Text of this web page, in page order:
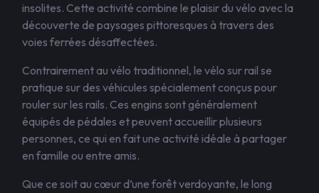
insolites. Cette activité combine le plaisir du vélo avec la
découverte de paysages pittoresques à travers des
voies ferrées désaffectées.
Contrairement au vélo traditionnel, le vélo sur rail se
pratique sur des véhicules spécialement conçus pour
rouler sur les rails. Ces engins sont généralement
équipés de pédales et peuvent accueillir plusieurs
personnes, ce qui en fait une activité idéale à partager
en famille ou entre amis.
Que ce soit au cœur d’une forêt verdoyante, le long